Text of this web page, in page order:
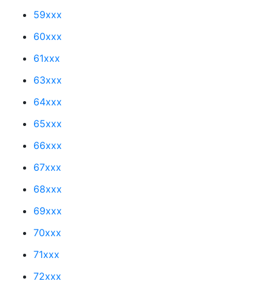
59xxx
60xxx
61xxx
63xxx
64xxx
65xxx
66xxx
67xxx
68xxx
69xxx
70xxx
71xxx
72xxx